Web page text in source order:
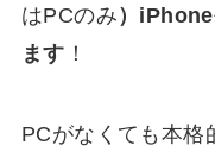
はPCのみ）
ます ！
PCがなくても本格